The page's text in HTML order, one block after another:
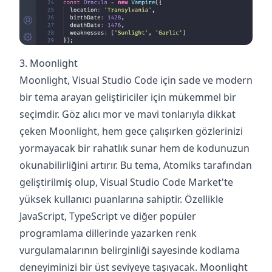
3. Moonlight
Moonlight, Visual Studio Code için sade ve modern
bir tema arayan geliştiriciler için mükemmel bir
seçimdir. Göz alıcı mor ve mavi tonlarıyla dikkat
çeken Moonlight, hem gece çalışırken gözlerinizi
yormayacak bir rahatlık sunar hem de kodunuzun
okunabilirliğini artırır. Bu tema, Atomiks tarafından
geliştirilmiş olup, Visual Studio Code Market'te
yüksek kullanıcı puanlarına sahiptir. Özellikle
JavaScript, TypeScript ve diğer popüler
programlama dillerinde yazarken renk
vurgulamalarının belirginliği sayesinde kodlama
deneyiminizi bir üst seviyeye taşıyacak. Moonlight